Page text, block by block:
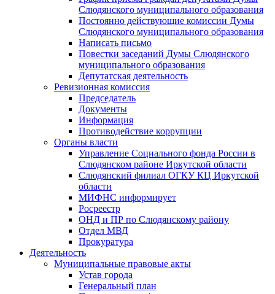
Слюдянского муниципального образования
Постоянно действующие комиссии Думы
Слюдянского муниципального образования
Написать письмо
Повестки заседаний Думы Слюдянского
муниципального образования
Депутатская деятельность
Ревизионная комиссия
Председатель
Документы
Информация
Противодействие коррупции
Органы власти
Управление Социального фонда России в
Слюдянском районе Иркутской области
Слюдянский филиал ОГКУ КЦ Иркутской
области
МИФНС информирует
Росреестр
ОНД и ПР по Слюдянскому району
Отдел МВД
Прокуратура
Деятельность
Муниципальные правовые акты
Устав города
Генеральный план